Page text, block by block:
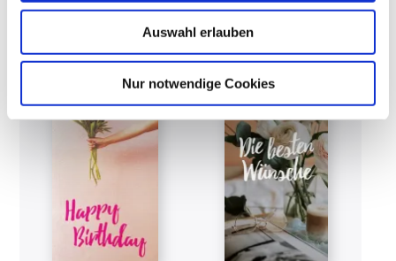
Auswahl erlauben
Nur notwendige Cookies